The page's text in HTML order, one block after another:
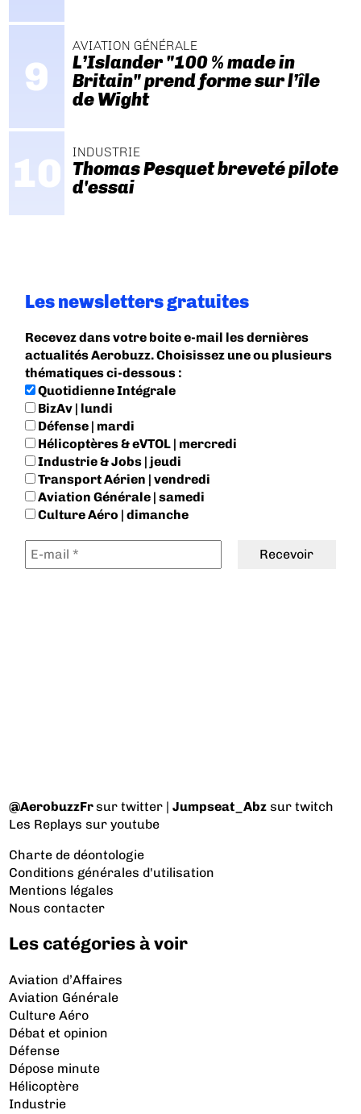
AVIATION GÉNÉRALE
L’Islander "100 % made in
Britain" prend forme sur l’île
de Wight
INDUSTRIE
Thomas Pesquet breveté pilote
d'essai
Les newsletters gratuites
Recevez dans votre boite e-mail les dernières
actualités Aerobuzz. Choisissez une ou plusieurs
thématiques ci-dessous :
Quotidienne Intégrale
BizAv | lundi
Défense | mardi
Hélicoptères & eVTOL | mercredi
Industrie & Jobs | jeudi
Transport Aérien | vendredi
Aviation Générale | samedi
Culture Aéro | dimanche
@AerobuzzFrsur twitter |Jumpseat_Abz sur twitch
Les Replays sur youtube
Charte de déontologie
Conditions générales d'utilisation
Mentions légales
Nous contacter
Les catégories à voir
Aviation d’Affaires
Aviation Générale
Culture Aéro
Débat et opinion
Défense
Dépose minute
Hélicoptère
Industrie